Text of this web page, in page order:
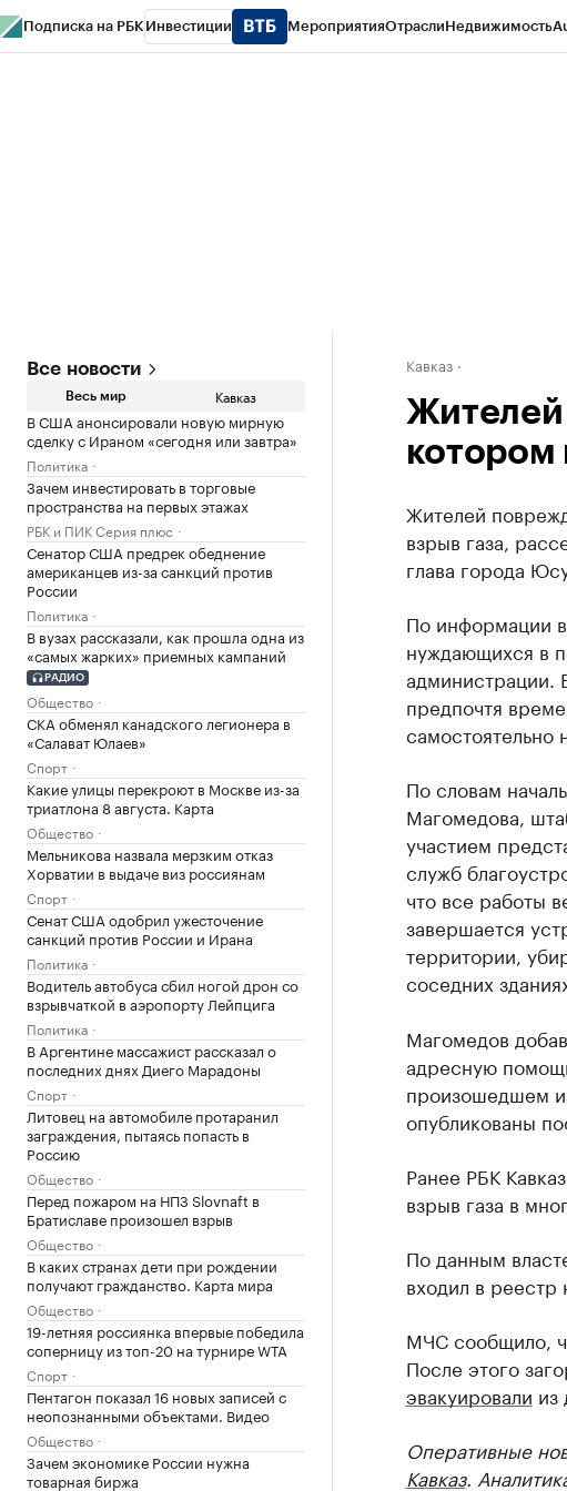
Подписка на РБК Инвестиции МероприятияОтраслиНедвижимость
Все новости
Весь мир Кавказ
В США анонсировали новую мирную
сделку с Ираном «сегодня или завтра»
Политика
Зачем инвестировать в торговые
пространства на первых этажах
РБК и ПИК Серия плюс
Сенатор США предрек обеднение
американцев из-за санкций против
России
Политика
В вузах рассказали, как прошла одна из
«самых жарких» приемных кампаний
РАДИО
Общество
СКА обменял канадского легионера в
«Салават Юлаев»
Спорт
Какие улицы перекроют в Москве из-за
триатлона 8 августа. Карта
Общество
Мельникова назвала мерзким отказ
Хорватии в выдаче виз россиянам
Спорт
Сенат США одобрил ужесточение
санкций против России и Ирана
Политика
Водитель автобуса сбил ногой дрон со
взрывчаткой в аэропорту Лейпцига
Политика
В Аргентине массажист рассказал о
последних днях Диего Марадоны
Спорт
Литовец на автомобиле протаранил
заграждения, пытаясь попасть в
Россию
Общество
Перед пожаром на НПЗ Slovnaft в
Братиславе произошел взрыв
Общество
В каких странах дети при рождении
получают гражданство. Карта мира
Общество
19-летняя россиянка впервые победила
соперницу из топ-20 на турнире WTA
Спорт
Пентагон показал 16 новых записей с
неопознанными объектами. Видео
Общество
Зачем экономике России нужна
товарная биржа
Кавказ
Жителей
котором
Жителей
взрыв газа,
глава города
По информации
нуждающихся в
администрации.
предпочтя
самостоятельно
По словам
Магомедова,
участием
служб
что все работы
завершается
территории,
соседних
Магомедов
адресную
произошедшем
опубликованы
Ранее РБК Кавказ
взрыв газа в
По данным
входил в реестр
МЧС сообщило,
После этого
эвакуировали из
Оперативные
Кавказ.